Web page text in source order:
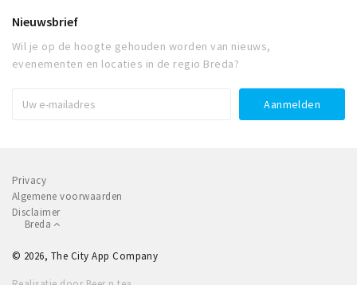
Nieuwsbrief
Wil je op de hoogte gehouden worden van nieuws,
evenementen en locaties in de regio Breda?
Privacy
Algemene voorwaarden
Disclaimer
Breda
© 2026, The City App Company